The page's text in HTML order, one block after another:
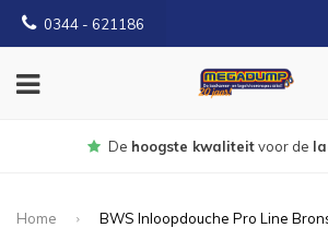
0344 - 621186
Gratisbezorgd vanaf €
Home
BWS Inloopdouche Pro Line